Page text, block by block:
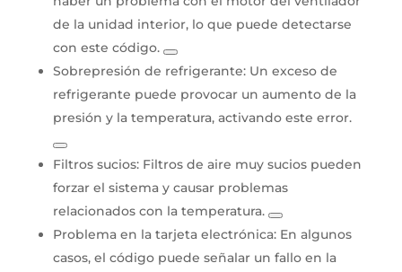
de la unidad interior, lo que puede detectarse
con este código.
Sobrepresión de refrigerante:Un exceso de
refrigerante puede provocar un aumento de la
presión y la temperatura, activando este error.
Filtros sucios:Filtros de aire muy sucios pueden
forzar el sistema y causar problemas
relacionados con la temperatura.
Problema en la tarjeta electrónica:En algunos
casos, el código puede señalar un fallo en la